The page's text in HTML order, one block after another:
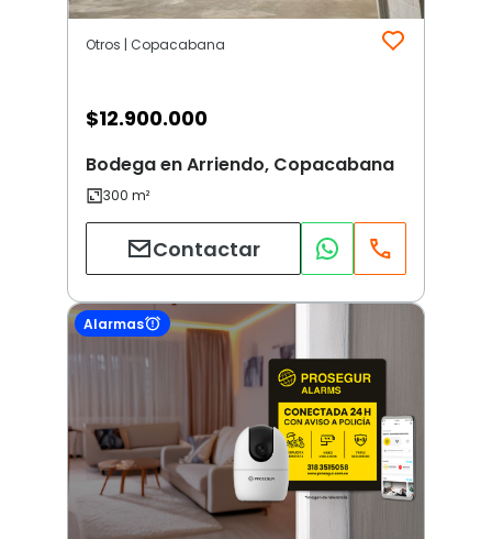
Otros | Copacabana
$12.900.000
Bodega en Arriendo, Copacabana
Contactar
Alarmas